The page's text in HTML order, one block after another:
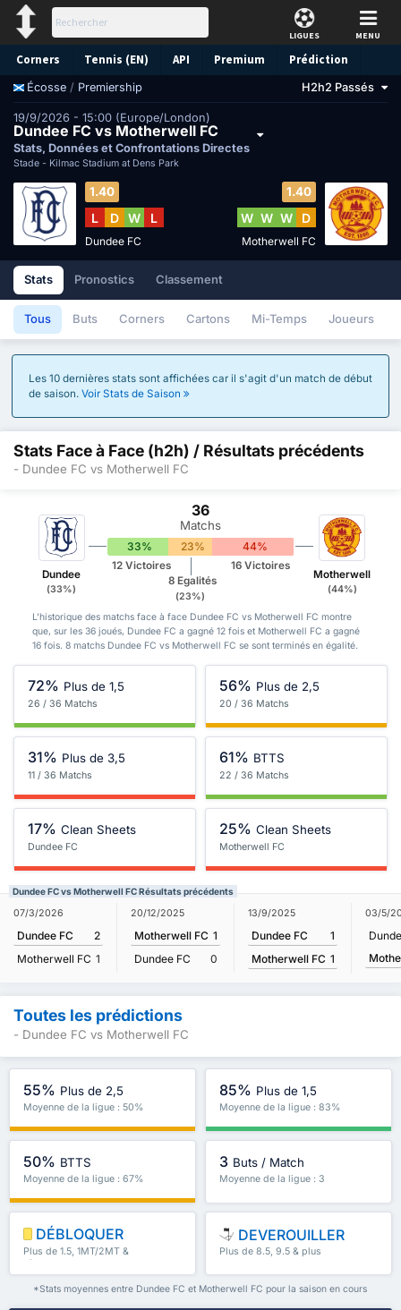
LIGUES MENU
Corners Tennis (EN) API Premium Prédiction
Écosse / Premiership H2h2 Passés
19/9/2026 - 15:00 (Europe/London)
Dundee FC vs Motherwell FC
Stats, Données et Confrontations Directes
Stade - Kilmac Stadium at Dens Park
1.40
L D W L
Dundee FC
1.40
W W W D
Motherwell FC
Stats Pronostics Classement
Tous Buts Corners Cartons Mi-Temps Joueurs
Les 10 dernières stats sont affichées car il s'agit d'un match de début
de saison. Voir Stats de Saison
Stats Face à Face (h2h) / Résultats précédents
- Dundee FC vs Motherwell FC
Dundee
(33%)
36
Matchs
33% 23% 44%
12 Victoires
8 Egalités
(23%)
16 Victoires
Motherwell
(44%)
L'historique des matchs face à face Dundee FC vs Motherwell FC montre
que, sur les 36 joués, Dundee FC a gagné 12 fois et Motherwell FC a gagné
16 fois. 8 matchs Dundee FC vs Motherwell FC se sont terminés en égalité.
72% Plus de 1,5
26 / 36 Matchs
56% Plus de 2,5
20 / 36 Matchs
31% Plus de 3,5
11 / 36 Matchs
61% BTTS
22 / 36 Matchs
17% Clean Sheets
Dundee FC
25% Clean Sheets
Motherwell FC
Dundee FC vs Motherwell FC Résultats précédents
07/3/2026
Dundee FC
2
Motherwell FC 1
20/12/2025
Motherwell FC 1
Dundee FC
0
13/9/2025
Dundee FC
1
Motherwell FC 1
03/5/
Toutes les prédictions
- Dundee FC vs Motherwell FC
55% Plus de 2,5
Moyenne de la ligue : 50%
85% Plus de 1,5
Moyenne de la ligue : 83%
50% BTTS
Moyenne de la ligue : 67%
3 Buts / Match
Moyenne de la ligue : 3
DÉBLOQUER
Plus de 1.5, 1MT/2MT &
plus
DEVEROUILLER
Plus de 8.5, 9.5 & plus
*Stats moyennes entre Dundee FC et Motherwell FC pour la saison en cours